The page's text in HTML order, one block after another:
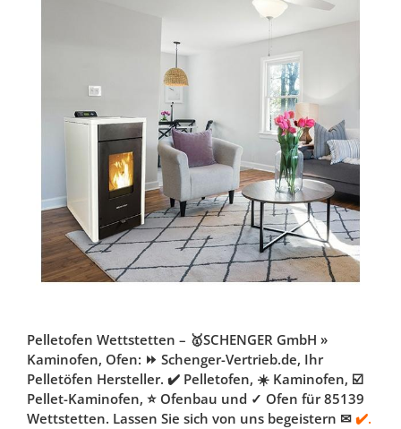
Pelletofen Wettstetten – 🥇SCHENGER GmbH »
Kaminofen, Ofen: ⏩ Schenger-Vertrieb.de, Ihr
Pelletöfen Hersteller. ✔️ Pelletofen, ☀️ Kaminofen, ☑️
Pellet-Kaminofen, ⭐ Ofenbau und ✓ Ofen für 85139
Wettstetten. Lassen Sie sich von uns begeistern ✉ ✔️.